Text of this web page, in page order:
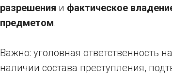
разрешения и фактическое
предметом.
Важно: уголовная ответственность
наличии состава преступления,